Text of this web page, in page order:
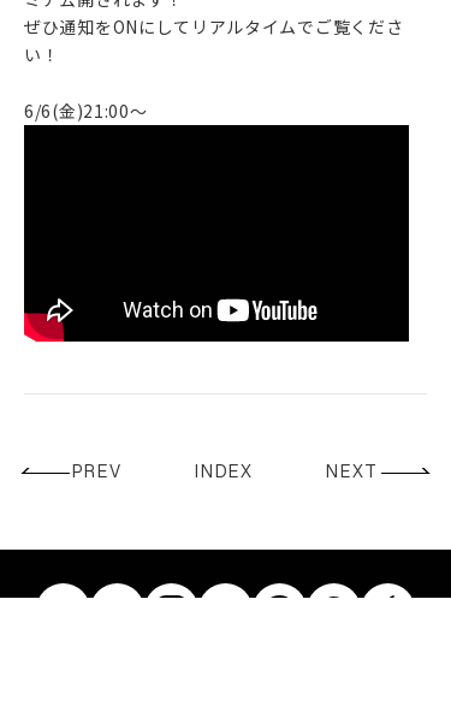
DISCOGRAPHY
ぜひ通知をONにしてリアルタイムでご覧くださ
い！
6/6(金)21:00〜
PREV INDEX NEXT